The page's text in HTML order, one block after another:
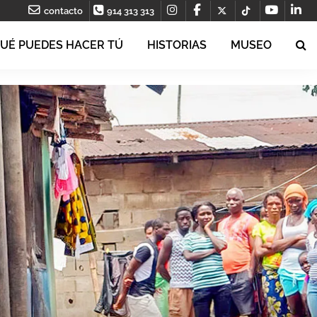
contacto 914 313 313
PUEDES HACER TÚ HISTORIAS MUSEO